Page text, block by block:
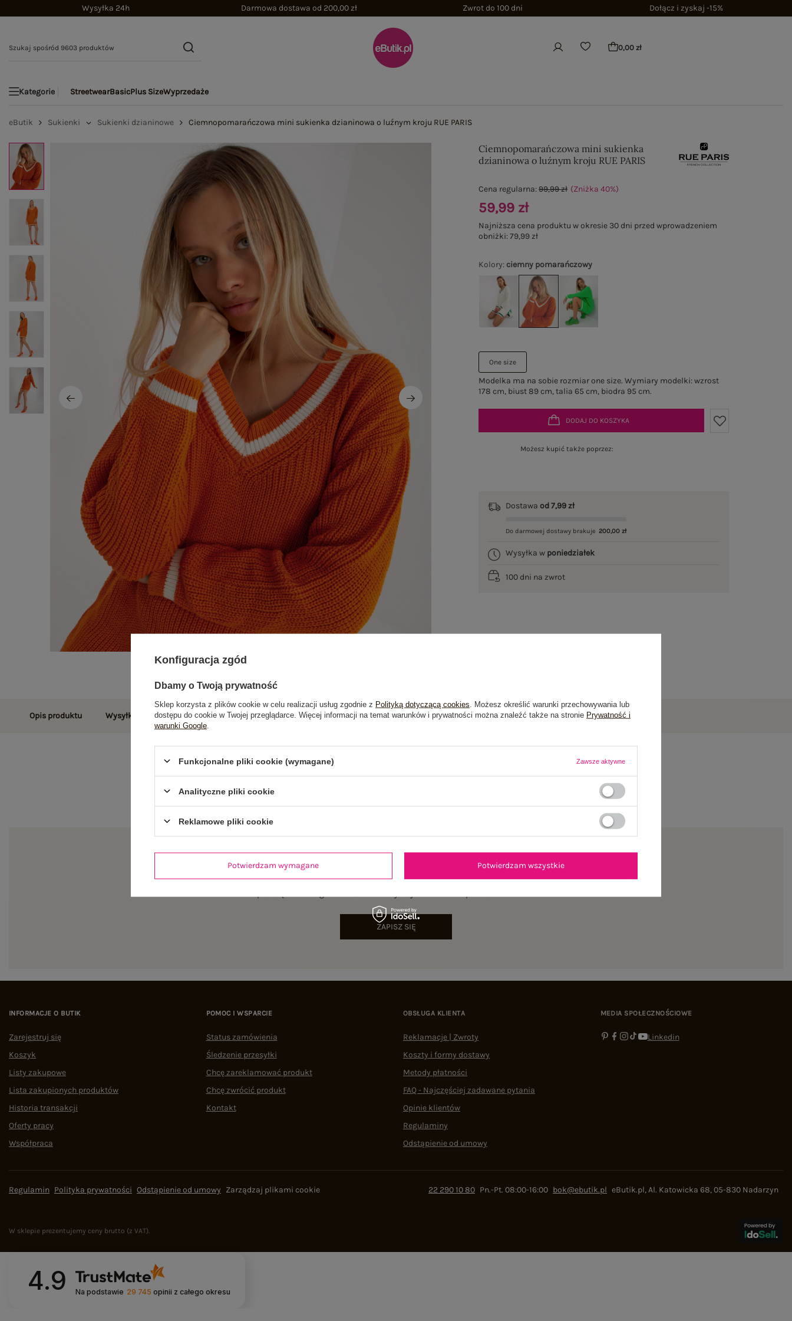
Wysyłka 24h Darmowa dostawa od 200,00 zł Zwrot do 100 dni Dołącz i zyskaj -15%
0,00 zł
Kategorie StreetwearBasicPlus SizeWyprzedaże
eButik Sukienki Sukienki dzianinowe Ciemnopomarańczowa mini sukienka dzianinowa o luźnym kroju RUE PARIS
Ciemnopomarańczowa mini sukienka
dzianinowa o luźnym kroju RUE PARIS
Kolory: ciemny pomarańczowy
One size
Modelka ma na sobie rozmiar one size. Wymiary modelki: wzrost
178 cm, biust 89 cm, talia 65 cm, biodra 95 cm.
Cena regularna:99,99 zł (Zniżka40%)
59,99 zł
Najniższa cena produktu w okresie 30 dni przed wprowadzeniem
obniżki:79,99 zł
DODAJ DO KOSZYKA
Możesz kupić także poprzez:
Dostawaod 7,99 zł
Do darmowej dostawy brakuje 200,00 zł
Wysyłka w poniedziałek
100 dni na zwrot
Opis produktu Wysyłka i dostawa Zwroty i reklamacje Opinie o produkcie(0)
ZAPISZ SIĘ
INFORMACJE O BUTIK
Zarejestruj się
Koszyk
Listy zakupowe
Lista zakupionych produktów
Historia transakcji
Oferty pracy
Współpraca
POMOC I WSPARCIE
Status zamówienia
Śledzenie przesyłki
Chcę zareklamować produkt
Chcę zwrócić produkt
Kontakt
OBSŁUGA KLIENTA
Reklamacje | Zwroty
Koszty i formy dostawy
Metody płatności
FAQ - Najczęściej zadawane pytania
Opinie klientów
Regulaminy
Odstąpienie od umowy
MEDIA SPOŁECZNOŚCIOWE
Linkedin
Regulamin Polityka prywatności Odstąpienie od umowy Zarządzaj plikami cookie 22 290 10 80 Pn.-Pt. 08:00-16:00 bok@ebutik.pl eButik.pl,Al. Katowicka 68,05-830 Nadarzyn
W sklepie prezentujemy ceny brutto (z VAT).
4.9 Na podstawie 29 745 opinii z całego okresu
Konfiguracja zgód
Dbamy o Twoją prywatność
Sklep korzysta z plików cookie w celu realizacji usług zgodnie z Polityką dotyczącą cookies . Możesz określić warunki przechowywania lub
dostępu do cookie w Twojej przeglądarce. Więcej informacji na temat warunków i prywatności można znaleźć także na stronie Prywatność i
warunki Google
Funkcjonalne pliki cookie (wymagane) Zawsze aktywne
Analityczne pliki cookie
Reklamowe pliki cookie
Potwierdzam wymagane Potwierdzam wszystkie